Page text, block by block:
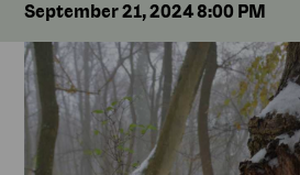
September 21, 2024 8:00 PM